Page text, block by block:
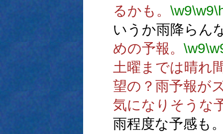
るかも。 \w9\w9
いうか雨降らん
めの予報。 \w9
土曜までは晴れ
望の？雨予報が
気になりそうな
雨程度な予感も